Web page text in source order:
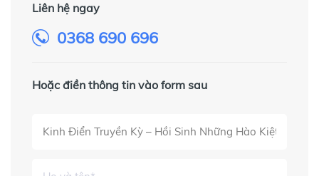
Liên hệ ngay
0368 690 696
Hoặc điền thông tin vào form sau